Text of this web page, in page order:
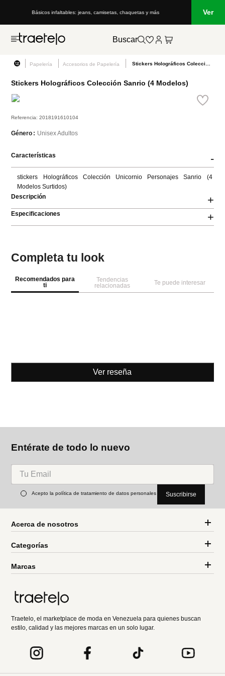
Básicos infaltables: jeans, camisetas, chaquetas y más Ver
Buscar
Papelería Accesorios de Papelería
Stickers Holográficos Colección Sanrio (4 Modelos)
Referencia:2018191610104
Género Unisex Adultos
Características -
stickers Holográficos Colección Unicornio Personajes Sanrio (4
Modelos Surtidos)
Descripción
+
Especificaciones +
Completa tu look
Recomendados para
ti
Tendencias
relacionadas
Te puede interesar
Ver reseña
Entérate de todo lo nuevo
Acepto la política de tratamiento de datos personales Suscribirse
Acerca de nosotros
Categorías
Marcas
Traetelo, el marketplace de moda en Venezuela para quienes buscan
estilo, calidad y las mejores marcas en un solo lugar.